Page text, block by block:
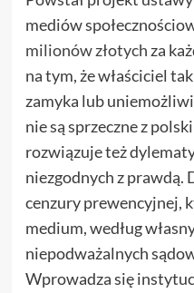
mediów
milionów złotychza
na tym, że właściciel
zamyka lub
nie są sprzeczne z
rozwiązuje też
niezgodnych z prawdą.
cenzury prewencyjnej,
medium, według
niepodważalnych
Wprowadza się